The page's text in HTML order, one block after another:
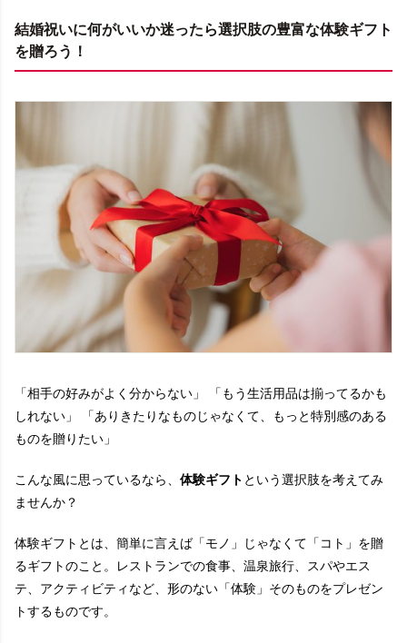
結婚祝いに何がいいか迷ったら選択肢の豊富な体験ギフト
を贈ろう！
「相手の好みがよく分からない」 「もう生活用品は揃ってるかも
しれない」 「ありきたりなものじゃなくて、もっと特別感のある
ものを贈りたい」
こんな風に思っているなら、 体験ギフト という選択肢を考えてみ
ませんか？
体験ギフトとは、簡単に言えば「モノ」じゃなくて「コト」を贈
るギフトのこと。レストランでの食事、温泉旅行、スパやエス
テ、アクティビティなど、形のない「体験」そのものをプレゼン
トするものです。